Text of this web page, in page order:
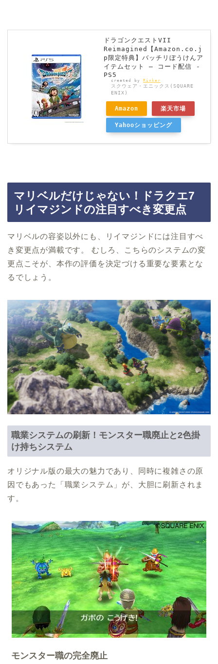
ドラゴンクエストVII
Reimagined【Amazon.co.j
p限定特典】バッチリぼうけんア
イテムセット – コード配信 -
PS5
created by Rinker
スクウェア・エニックス(SQUARE
ENIX)
Amazon 楽天市場
Yahooショッピング
マリベルだけじゃない！ドラクエ7
リイマジンドの注目すべき変更点
マリベルの容姿以外にも、リイマジンドには注目すべ
き変更点が満載です。 むしろ、こちらのシステムの変
更点こそが、本作の評価を決定づける重要な要素とな
るでしょう。
職業システムの刷新！モンスター職廃止と2色掛
け持ちシステム
オリジナル版の最大の魅力であり、同時に複雑さの原
因でもあった「職業システム」が、大胆に刷新されま
す。
モンスター職の完全廃止